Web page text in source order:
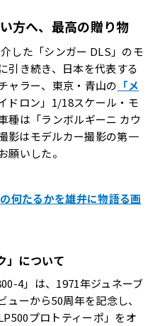
方へ、最高の贈り物
した「シンガー DLS」のモ
引き続き、日本を代表する
ャラー、東京・青山の 「メ
ドロン」1/18スケール・モ
種は「ランボルギーニ カウ
影はモデルカー撮影の第一
願いした。
何たるかを雄弁に物語る画
」について
4」は、1971年ジュネーブ
ーから50周年を記念し、
プロトティーポ」をオ